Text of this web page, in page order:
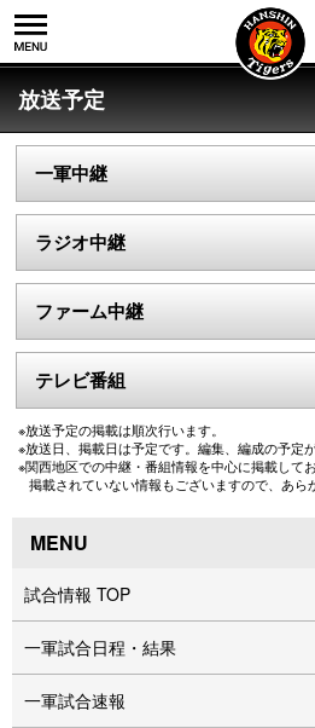
放送予定
一軍中継
ラジオ中継
ファーム中継
テレビ番組
※放送予定の掲載は順次行います。
※放送日、掲載日は予定です。編集、編成の予定
※関西地区での中継・番組情報を中心に掲載してお
掲載されていない情報もございますので、あら
MENU
試合情報 TOP
一軍試合日程・結果
一軍試合速報